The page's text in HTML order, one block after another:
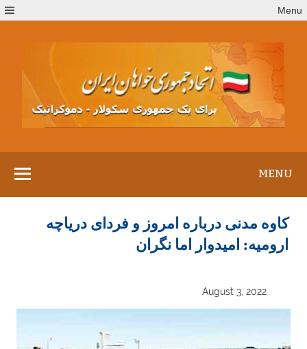
to
Menu
MENU
کاوه مدنی درباره امروز و فردای دریاچه
ارومیه: امیدوار اما نگران
August 3, 2022